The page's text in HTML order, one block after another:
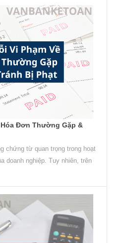
Đơn Thường Gặp &
chứng từ quan trọng trong hoạt
doanh nghiệp. Tuy nhiên, trên